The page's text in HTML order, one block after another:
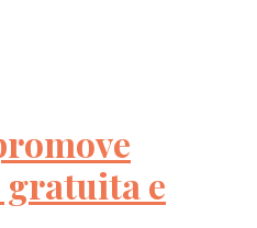
gratuita e